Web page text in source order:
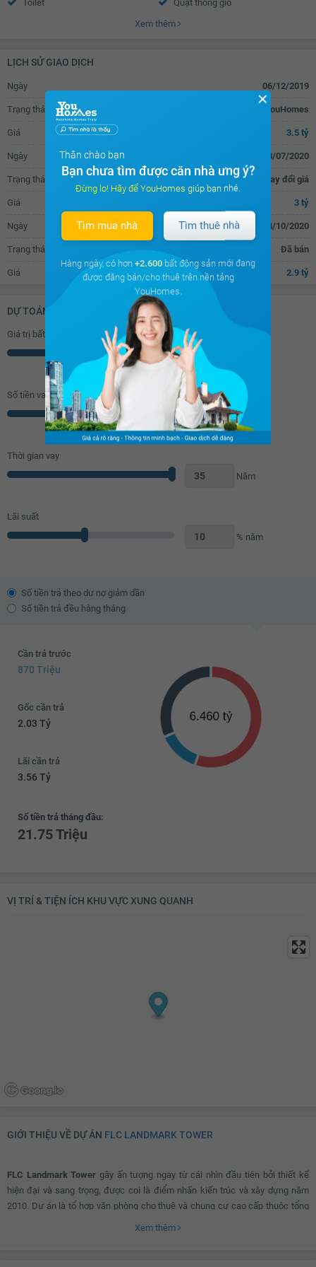
Toilet Quạt thông gió
Chắn ban công
Xem thêm
LỊCH SỬ GIAO DỊCH
Ngày 06/12/2019
Trạng thái Đăng tin bán trên YouHomes
Giá 3.5 tỷ
Ngày 08/07/2020
Trạng thái Thay đổi giá
Giá 3 tỷ
Ngày 14/10/2020
Trạng thái Đã bán
Giá 2.9 tỷ
DỰ TOÁN KHOẢN VAY (ĐƠN VỊ: VNĐ)
Giá trị bất động sản
Số tiền vay (70
%/GTNĐ)
Triệu
Thời gian vay
Năm
Lãi suất
% năm
Số tiền trả theo dư nợ giảm dần
Số tiền trả đều hàng tháng
Cần trả trước
870 Triệu
Gốc cần trả
2.03 Tỷ
Lãi cần trả
3.56 Tỷ
Số tiền trả tháng đầu:
21.75 Triệu
VỊ TRÍ & TIỆN ÍCH KHU VỰC XUNG QUANH
GIỚI THIỆU VỀ DỰ ÁN FLC LANDMARK TOWER
FLC Landmark Tower gây ấn tượng ngay từ cái nhìn đầu tiên bởi thiết kế
hiện đại và sang trọng, được coi là điểm nhấn kiến trúc và xây dựng năm
2010. Dự án là tổ hợp văn phòng cho thuê và chung cư cao cấp thuộc tổng
Xem thêm
✕
Thân chào bạn
Bạn chưa tìm được căn nhà ưng ý?
Đừng lo! Hãy để YouHomes giúp bạn nhé.
Tìm mua nhà Tìm thuê nhà
Hàng ngày, có hơn +2.600 bất động sản mới đang
được đăng bán/cho thuê trên nền tảng
YouHomes.